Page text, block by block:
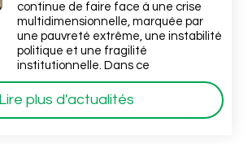
continue de faire face à une crise
multidimensionnelle, marquée par
une pauvreté extrême, une instabilité
politique et une fragilité
institutionnelle. Dans ce
Lire plus d'actualités